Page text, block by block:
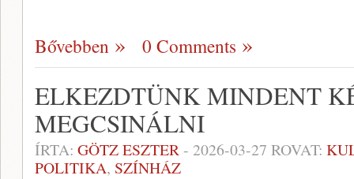
Bővebben 0 Comments
ELKEZDTÜNK MINDENT
MEGCSINÁLNI
ÍRTA: GÖTZ ESZTER- 2026-03-27 ROVAT:
POLITIKA, SZÍNHÁZ